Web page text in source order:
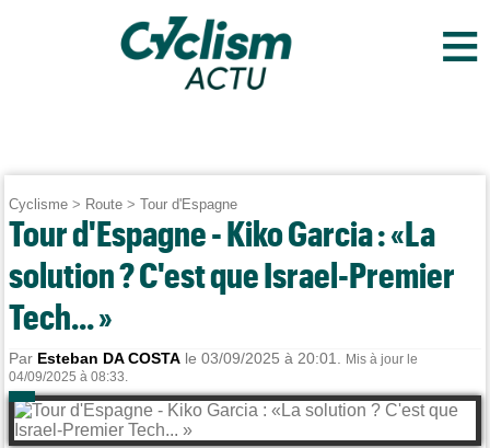
≡
Cyclisme > Route >Tour d'Espagne
Tour d'Espagne - Kiko Garcia : «La
solution ? C'est que Israel-Premier
Tech... »
Par Esteban DA COSTA le 03/09/2025 à 20:01.
Mis à jour le
04/09/2025 à 08:33.